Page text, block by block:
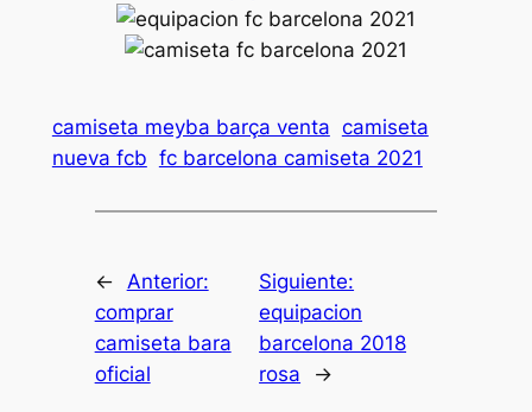
camiseta meyba barça venta camiseta
nueva fcb fc barcelona camiseta 2021
←
Anterior:
comprar
camiseta bara
oficial
Siguiente:
equipacion
barcelona 2018
rosa
→